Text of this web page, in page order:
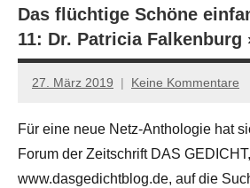
und
Kritik
Das flüchtige Schöne
11: Dr. Patricia Falkenburg
27. März 2019
Anton
Leitner
Keine Kommentare
Für eine neue Netz-Anthologie hat
Forum der Zeitschrift DAS GEDICHT,
www.dasgedichtblog.de, auf die